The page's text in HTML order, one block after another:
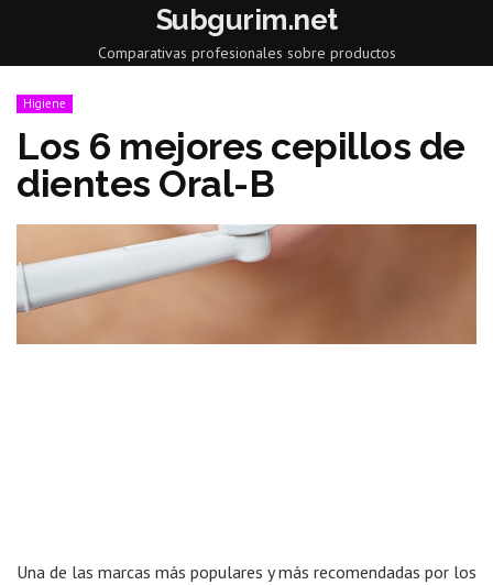
Subgurim.net
Comparativas profesionales sobre productos
Higiene
Los 6 mejores cepillos de
dientes Oral-B
Una de las marcas más populares y más recomendadas por los